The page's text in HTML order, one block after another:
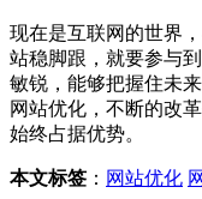
现在是互联网的世界
站稳脚跟，就要参与
敏锐，能够把握住未
网站优化，不断的改
始终占据优势。
本文标签 ： 网站优化